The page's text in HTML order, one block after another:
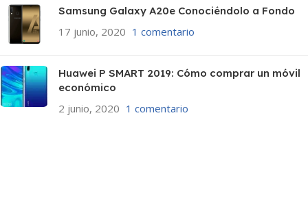
Samsung Galaxy A20e Conociéndolo a Fondo
17 junio, 2020 1 comentario
Huawei P SMART 2019: Cómo comprar un móvil
económico
2 junio, 2020 1 comentario